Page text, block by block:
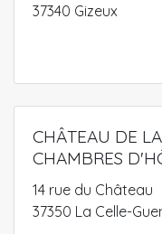
37340 Gizeux
CHÂTEAU DE
CHAMBRES
14 rue du Château
37350 La Celle-